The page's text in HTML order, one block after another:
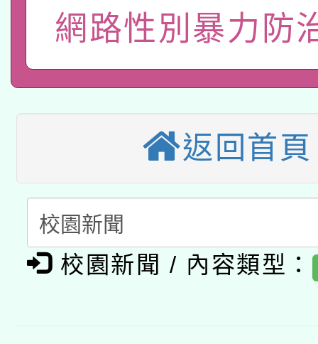
用水績優單位及節水達
動」
桃園市孔廟祈福系列
2026年桃園地景藝術
本校115學年度第2次
招甄選結果公告(無人
適應運動共學行動站研
本館辦理115年度閱讀
暨閱讀推動專業研習
科技賦能─人工智慧
礎課程
A3數位素養講師名單
「數位內容與教學軟體
pilot」
有關大陸委員會函釋公
網路性別暴力防
返回首頁
校園新聞 / 內容類型：